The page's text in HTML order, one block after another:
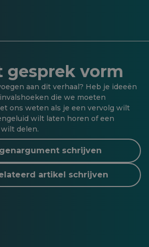
gesprek vorm
aan dit verhaal? Heb je ideeën
die we moeten
ons weten als je een vervolg wilt
wilt laten horen of een
delen.
schrijven
artikel schrijven